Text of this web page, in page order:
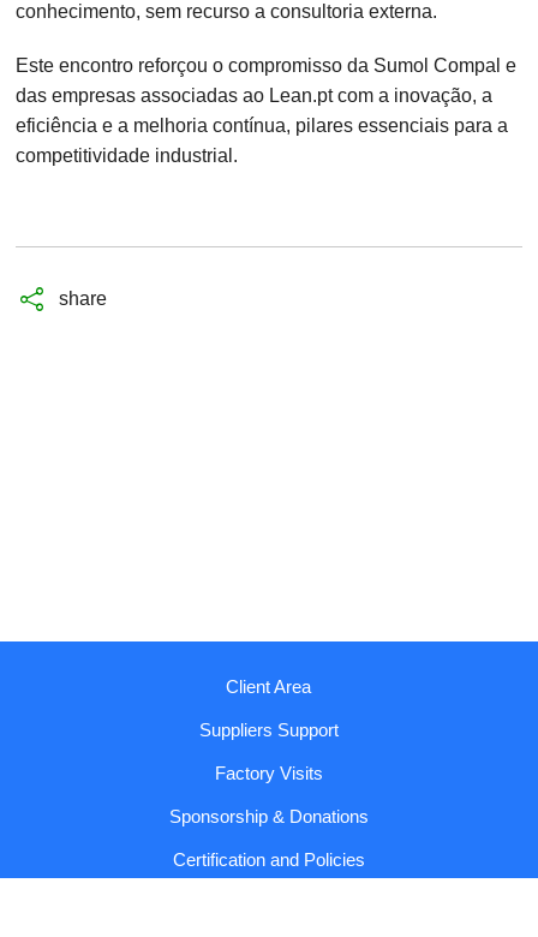
conhecimento, sem recurso a consultoria externa.
Este encontro reforçou o compromisso da Sumol Compal e
das empresas associadas ao Lean.pt com a inovação, a
eficiência e a melhoria contínua, pilares essenciais para a
competitividade industrial.
share
Client Area
Suppliers Support
Factory Visits
Sponsorship & Donations
Certification and Policies